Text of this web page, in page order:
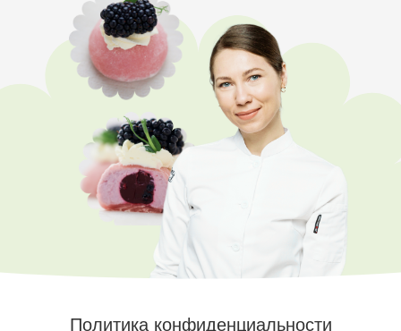
АНО ДПО “Академия кондитерского искусства”
ИНН 5407982134
ОГРН 1215400030010
help@keyco.ru
Политика конфиденциальности
Договор оферты